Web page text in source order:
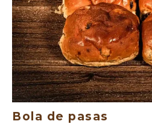
Bola de pasas